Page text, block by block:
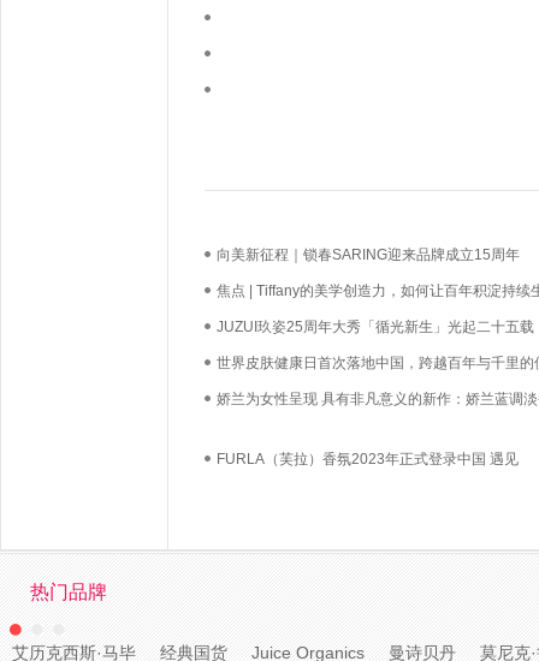
向美新征程｜锁春SARING迎来品牌成立15周年
焦点 | Tiffany的美学创造力，如何让百年积淀持续
长？
JUZUI玖姿25周年大秀「循光新生」光起二十五载
启新生优雅
世界皮肤健康日首次落地中国，跨越百年与千里的
必达
娇兰为女性呈现 具有非凡意义的新作：娇兰蓝调
FURLA（芙拉）香氛2023年正式登录中国 遇见
热门品牌
艾历克西斯·马毕 经典国货 Juice Organics 曼诗贝丹 莫尼克